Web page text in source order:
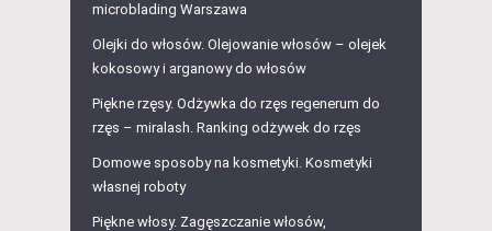
microblading Warszawa
Olejki do włosów. Olejowanie włosów – olejek
kokosowy i arganowy do włosów
Piękne rzęsy. Odżywka do rzęs regenerum do
rzęs – miralash. Ranking odżywek do rzęs
Domowe sposoby na kosmetyki. Kosmetyki
własnej roboty
Piękne włosy. Zagęszczanie włosów,